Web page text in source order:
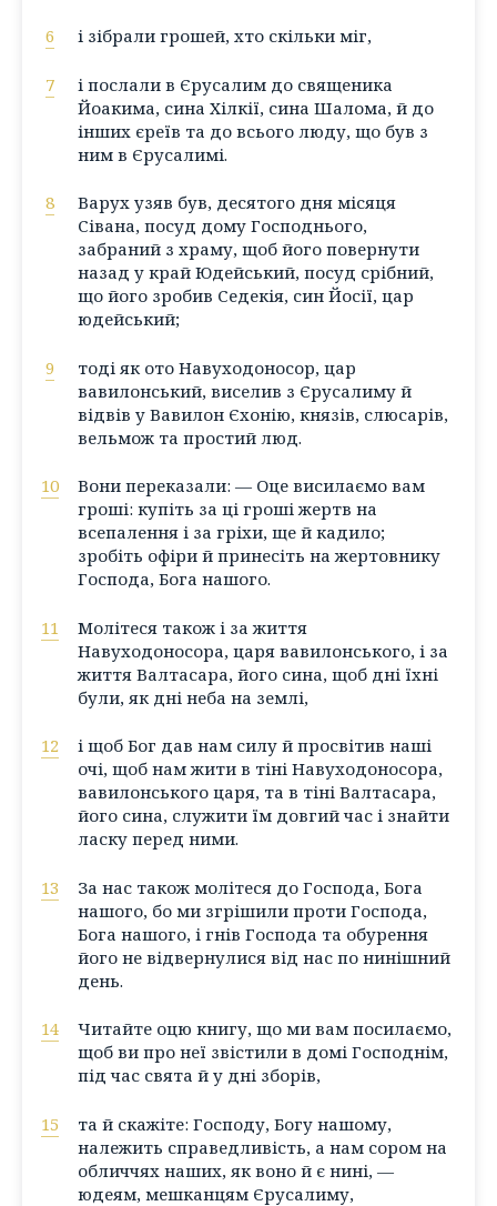
6 і зібрали грошей, хто скільки міг,
7
і послали в Єрусалим до священика
Йоакима, сина Хілкії, сина Шалома, й до
інших єреїв та до всього люду, що був з
ним в Єрусалимі.
8
Варух узяв був, десятого дня місяця
Сівана, посуд дому Господнього,
забраний з храму, щоб його повернути
назад у край Юдейський, посуд срібний,
що його зробив Седекія, син Йосії, цар
юдейський;
9
тоді як ото Навуходоносор, цар
вавилонський, виселив з Єрусалиму й
відвів у Вавилон Єхонію, князів, слюсарів,
вельмож та простий люд.
10
Вони переказали: — Оце висилаємо вам
гроші: купіть за ці гроші жертв на
всепалення і за гріхи, ще й кадило;
зробіть офіри й принесіть на жертовнику
Господа, Бога нашого.
11
Молітеся також і за життя
Навуходоносора, царя вавилонського, і за
життя Валтасара, його сина, щоб дні їхні
були, як дні неба на землі,
12
і щоб Бог дав нам силу й просвітив наші
очі, щоб нам жити в тіні Навуходоносора,
вавилонського царя, та в тіні Валтасара,
його сина, служити їм довгий час і знайти
ласку перед ними.
13
За нас також молітеся до Господа, Бога
нашого, бо ми згрішили проти Господа,
Бога нашого, і гнів Господа та обурення
його не відвернулися від нас по нинішний
день.
14
Читайте оцю книгу, що ми вам посилаємо,
щоб ви про неї звістили в домі Господнім,
під час свята й у дні зборів,
15
та й скажіте: Господу, Богу нашому,
належить справедливість, а нам сором на
обличчях наших, як воно й є нині, —
юдеям, мешканцям Єрусалиму,